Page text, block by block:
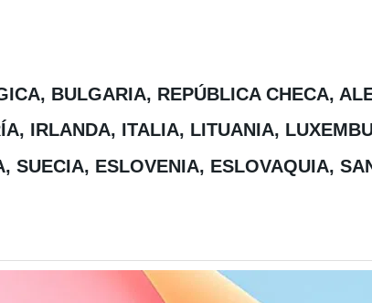
BULGARIA, REPÚBLICA CHECA,
IRLANDA, ITALIA, LITUANIA,
SUECIA, ESLOVENIA, ESLOVAQUIA,